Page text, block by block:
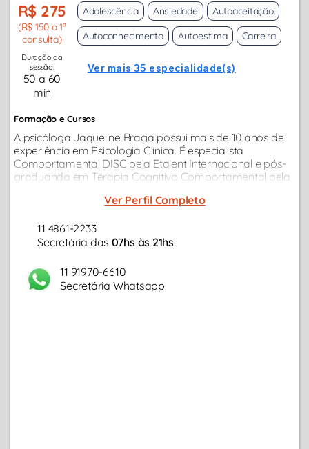
R$ 275
(R$ 150 a 1ª
consulta)
Duração da
sessão:
50 a 60
min
Adolescência Ansiedade
Autoaceitação
Autoconhecimento
Autoestima Carreira
Ver mais 35 especialidade(s)
Formação e Cursos
A psicóloga Jaqueline Braga possui mais de 10 anos de
experiência em Psicologia Clínica. É especialista
Comportamental DISC pela Etalent Internacional e pós-
graduanda em Terapia Cognitivo Comportamental pela
pós-graduação em Psicologia...
Ver Perfil Completo
11 4861-2233
Secretária das 07hs às 21hs
11 91970-6610
Secretária Whatsapp